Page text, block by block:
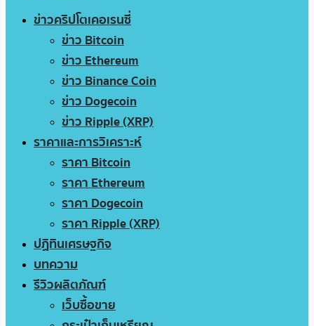
ข่าวคริปโตเคอเรนซี่
ข่าว Bitcoin
ข่าว Ethereum
ข่าว Binance Coin
ข่าว Dogecoin
ข่าว Ripple (XRP)
ราคาและการวิเคราะห์
ราคา Bitcoin
ราคา Ethereum
ราคา Dogecoin
ราคา Ripple (XRP)
ปฏิทินเศรษฐกิจ
บทความ
รีวิวผลิตภัณฑ์
เว็บซื้อขาย